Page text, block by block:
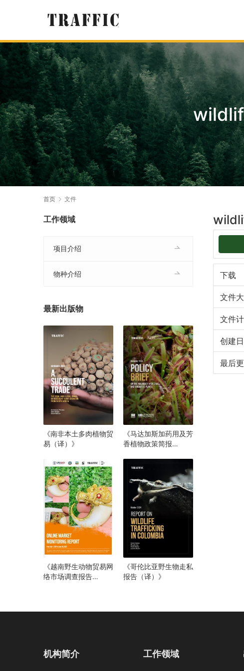
首页 文件
下载
文件
文件
创建
最后
工作领域
项目介绍
物种介绍
最新出版物
《南非本土多肉植物贸
易（译）》
《马达加斯加药用及芳
香植物政策简报
《越南野生动物贸易网
络市场调查报告
《哥伦比亚野生物走私
报告（译）》
机构简介 工作领域